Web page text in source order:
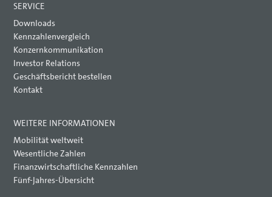
SERVICE
Downloads
Kennzahlenvergleich
Konzernkommunikation
Investor Relations
Geschäftsbericht bestellen
Kontakt
WEITERE INFORMATIONEN
Mobilität weltweit
Wesentliche Zahlen
Finanzwirtschaftliche Kennzahlen
Fünf-Jahres-Übersicht